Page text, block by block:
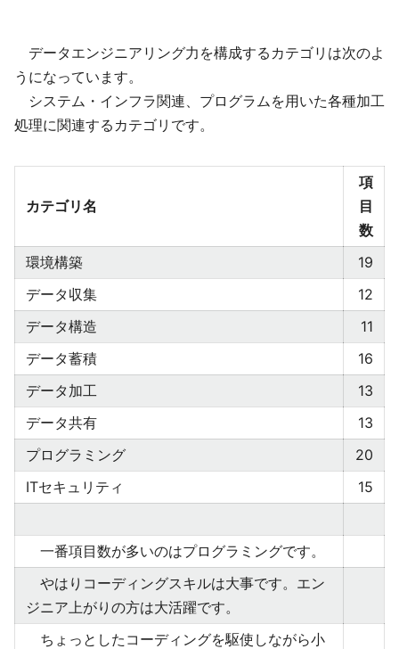
データエンジニアリング力を構成するカテゴリは次のよ
うになっています。
システム・インフラ関連、プログラムを用いた各種加工
処理に関連するカテゴリです。
カテゴリ名
項
目
数
環境構築
19
データ収集
12
データ構造
11
データ蓄積
16
データ加工
13
データ共有
13
プログラミング
20
ITセキュリティ
15
一番項目数が多いのはプログラミングです。
やはりコーディングスキルは大事です。エン
ジニア上がりの方は大活躍です。
ちょっとしたコーディングを駆使しながら小